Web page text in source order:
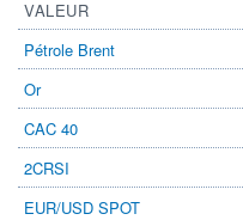
VALEUR
Pétrole Brent
Or
CAC 40
2CRSI
EUR/USD SPOT